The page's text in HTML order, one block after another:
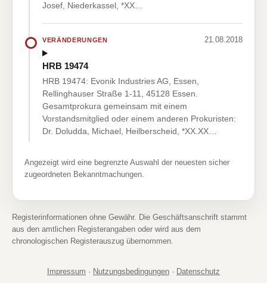
Josef, Niederkassel, *XX…
VERÄNDERUNGEN 21.08.2018
HRB 19474
HRB 19474: Evonik Industries AG, Essen,
Rellinghauser Straße 1-11, 45128 Essen.
Gesamtprokura gemeinsam mit einem
Vorstandsmitglied oder einem anderen Prokuristen:
Dr. Doludda, Michael, Heilberscheid, *XX.XX…
Angezeigt wird eine begrenzte Auswahl der neuesten sicher
zugeordneten Bekanntmachungen.
Registerinformationen ohne Gewähr. Die Geschäftsanschrift stammt
aus den amtlichen Registerangaben oder wird aus dem
chronologischen Registerauszug übernommen.
Impressum · Nutzungsbedingungen · Datenschutz